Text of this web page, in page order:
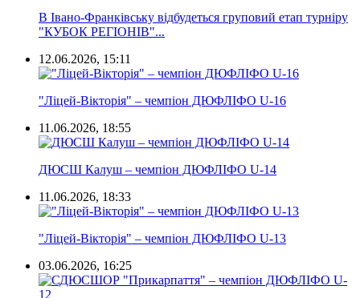
В Івано-Франківську відбудеться груповий етап турніру
"КУБОК РЕГІОНІВ"...
12.06.2026, 15:11
"Ліцей-Вікторія" – чемпіон ДЮФЛІФО U-16
11.06.2026, 18:55
ДЮСШ Калуш – чемпіон ДЮФЛІФО U-14
11.06.2026, 18:33
"Ліцей-Вікторія" – чемпіон ДЮФЛІФО U-13
03.06.2026, 16:25